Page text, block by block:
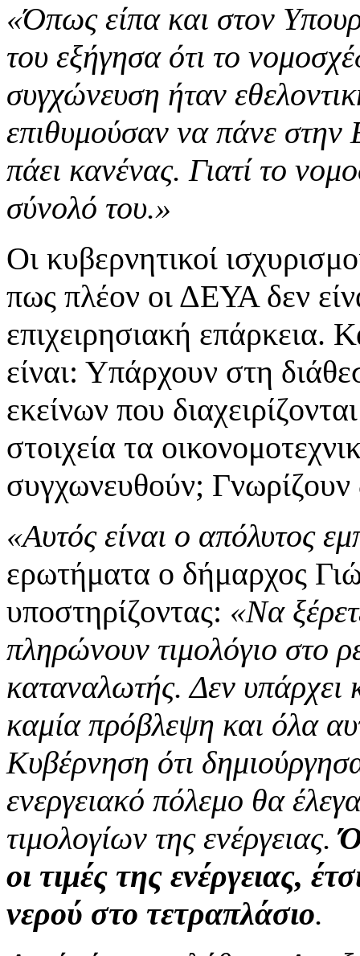
«Όπως είπα και στον
του εξήγησα ότι το
συγχώνευση ήταν
επιθυμούσαν να πάνε
πάει κανένας. Γιατί το
σύνολό του.»
Οι κυβερνητικοί
πως πλέον οι ΔΕΥΑ δεν
επιχειρησιακή επάρκεια.
είναι: Υπάρχουν στη
εκείνων που
στοιχεία τα
συγχωνευθούν;
«Αυτός είναι ο απόλυτος
ερωτήματα ο δήμαρχος
υποστηρίζοντας: «Να
πληρώνουν τιμολόγιο στο
καταναλωτής. Δεν υπάρχει
καμία πρόβλεψη και όλα
Κυβέρνηση ότι
ενεργειακό πόλεμο θα
τιμολογίων της ενέργειας.
οι τιμές της ενέργειας,
νερού στο τετραπλάσιο.